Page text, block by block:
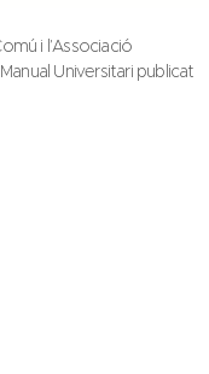
i l’Associació
Universitari publicat